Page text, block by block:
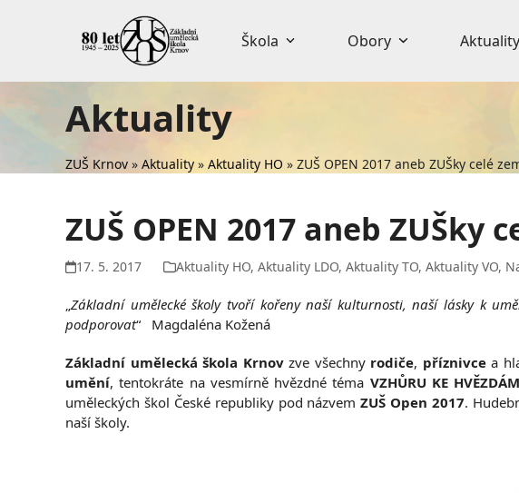
Škola Obory Aktuality
Aktuality
ZUŠ Krnov » Aktuality » Aktuality HO » ZUŠ OPEN 2017 aneb ZUŠky celé
ZUŠ OPEN 2017 aneb ZUŠky
17. 5. 2017 Aktuality HO,Aktuality LDO,Aktuality TO,Aktuality VO,
„Základní umělecké školy tvoří kořeny naší kulturnosti, naší lásky k
podporovat“ Magdaléna Kožená
Základní umělecká škola Krnovzve všechny rodiče, příznivcea
umění, tentokráte na vesmírně hvězdné téma VZHŮRU KE HVĚZDÁM
uměleckých škol České republiky pod názvemZUŠ Open 2017.
naší školy.